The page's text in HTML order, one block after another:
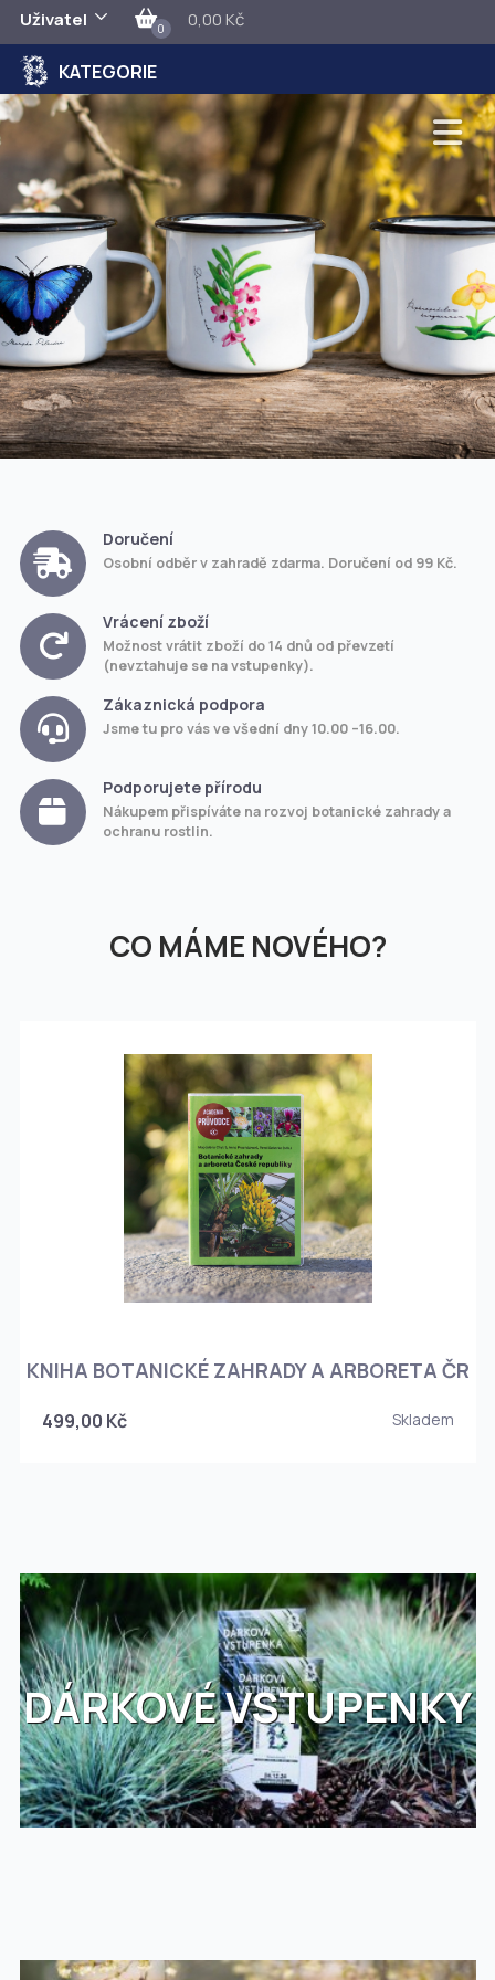
Uživatel 0 0,00 Kč
KATEGORIE
Doručení
Osobní odběr v zahradě zdarma. Doručení od 99 Kč.
Vrácení zboží
Možnost vrátit zboží do 14 dnů od převzetí
(nevztahuje se na vstupenky).
Zákaznická podpora
Jsme tu pro vás ve všední dny 10.00 –16.00.
Podporujete přírodu
Nákupem přispíváte na rozvoj botanické zahrady a
ochranu rostlin.
CO MÁME NOVÉHO?
KNIHA BOTANICKÉ ZAHRADY A ARBORETA ČR
499,00 Kč Skladem
DÁRKOVÉ VSTUPENKY